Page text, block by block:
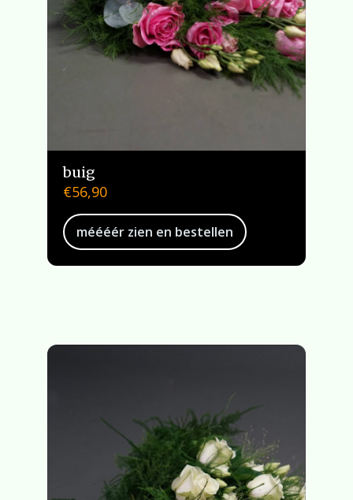
buig
€56,90
méééér zien en bestellen